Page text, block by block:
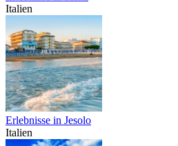
Italien
Erlebnisse in Jesolo
Italien